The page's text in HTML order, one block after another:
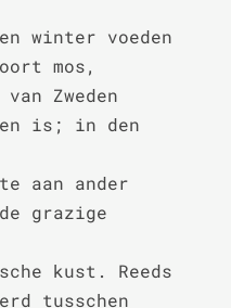
winter voeden
mos,
Zweden
is; in den
aan ander
grazige
kust. Reeds
tusschen